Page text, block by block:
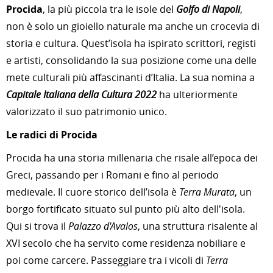
Procida, la più piccola tra le isole del Golfo di Napoli,
non è solo un gioiello naturale ma anche un crocevia di
storia e cultura. Quest’isola ha ispirato scrittori, registi
e artisti, consolidando la sua posizione come una delle
mete culturali più affascinanti d’Italia. La sua nomina a
Capitale Italiana della Cultura 2022 ha ulteriormente
valorizzato il suo patrimonio unico.
Le radici di Procida
Procida ha una storia millenaria che risale all’epoca dei
Greci, passando per i Romani e fino al periodo
medievale. Il cuore storico dell’isola è Terra Murata, un
borgo fortificato situato sul punto più alto dell'isola.
Qui si trova il Palazzo d'Avalos, una struttura risalente al
XVI secolo che ha servito come residenza nobiliare e
poi come carcere. Passeggiare tra i vicoli di Terra